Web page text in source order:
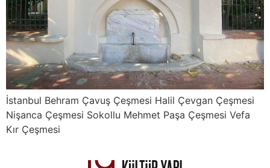
İstanbul Behram Çavuş Çeşmesi Halil Çevgan Çeşmesi
Nişanca Çeşmesi Sokollu Mehmet Paşa Çeşmesi Vefa
Kır Çeşmesi